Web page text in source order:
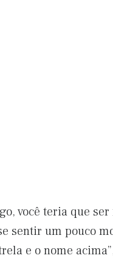
você teria que
sentir um pouco
e o nome